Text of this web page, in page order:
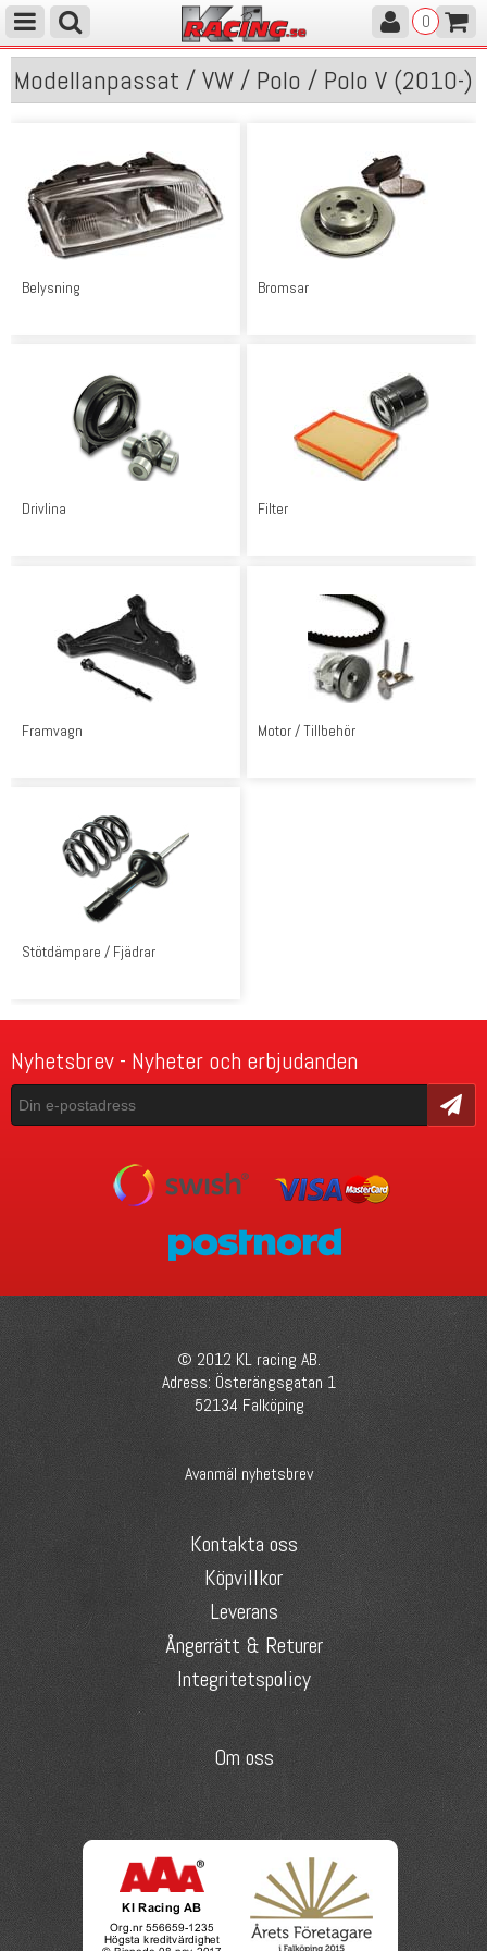
0
Modellanpassat / VW / Polo / Polo V (2010-)
Belysning Bromsar
Drivlina Filter
Framvagn Motor / Tillbehör
Stötdämpare / Fjädrar
Nyhetsbrev - Nyheter och erbjudanden
Skicka
© 2012 KL racing AB.
Adress: Österängsgatan 1
52134 Falköping
Avanmäl nyhetsbrev
Kontakta oss
Köpvillkor
Leverans
Ångerrätt & Returer
Integritetspolicy
Om oss